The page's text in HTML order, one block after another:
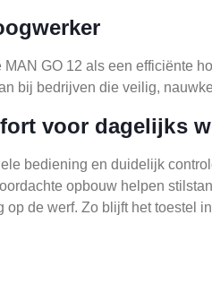
MAN GO 12 als een efficiënte
bij bedrijven die veilig,
voor dagelijks
bediening en duidelijk
opbouw helpen
op de werf. Zo blijft het toestel